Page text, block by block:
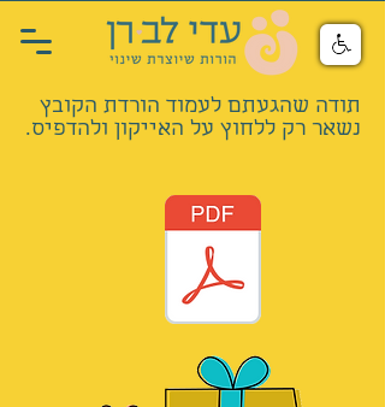
תודה שהגעתם לעמוד הורדת הקובץ
נשאר רק ללחוץ על האייקון ולהדפיס.